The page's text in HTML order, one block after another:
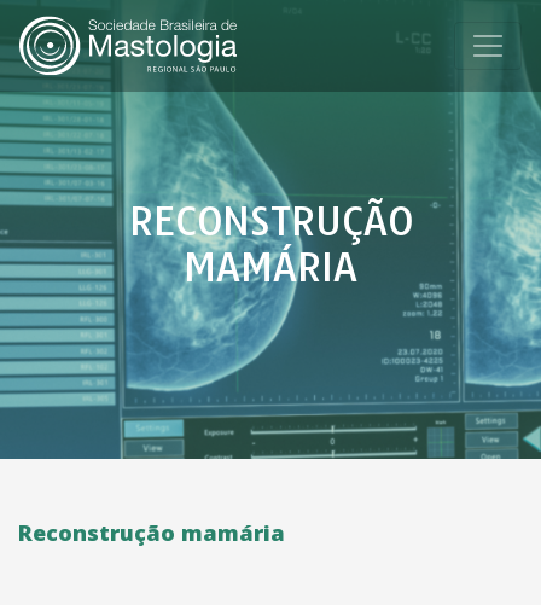
RECONSTRUÇÃO
MAMÁRIA
Reconstrução mamária